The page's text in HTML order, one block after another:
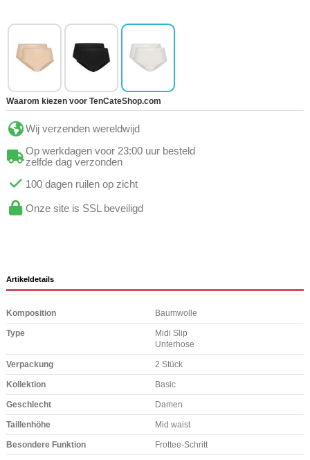
Waarom kiezen voor TenCateShop.com
Wij verzenden wereldwijd
Op werkdagen voor 23:00 uur besteld
zelfde dag verzonden
100 dagen ruilen op zicht
Onze site is SSL beveiligd
Artikeldetails
Komposition Baumwolle
Type
Midi Slip
Unterhose
Verpackung 2 Stück
Kollektion Basic
Geschlecht Damen
Taillenhöhe Mid waist
Besondere Funktion Frottee-Schritt